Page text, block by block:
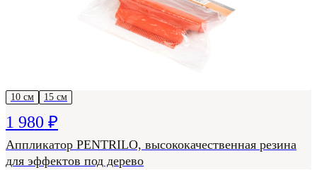
10 см 15 см
1 980 ₽
Аппликатор PENTRILO, высококачественная резина
для эффектов под дерево